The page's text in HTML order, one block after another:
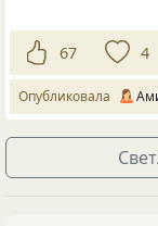
67 4
Опубликовала